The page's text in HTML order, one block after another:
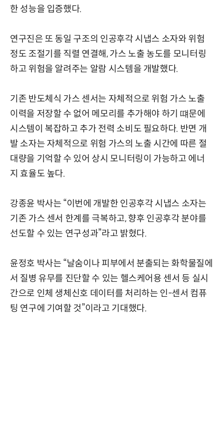
한 성능을 입증했다.
연구진은 또 동일 구조의 인공후각 시냅스 소자와 위험
정도 조절기를 직렬 연결해, 가스 노출 농도를 모니터링
하고 위험을 알려주는 알람 시스템을 개발했다.
기존 반도체식 가스 센서는 자체적으로 위험 가스 노출
이력을 저장할 수 없어 메모리를 추가해야 하기 떄문에
시스템이 복잡하고 추가 전력 소비도 필요하다. 반면 개
발 소자는 자체적으로 위험 가스의 노출 시간에 따른 절
대량을 기억할 수 있어 상시 모니터링이 가능하고 에너
지 효율도 높다.
강종윤 박사는 “이번에 개발한 인공후각 시냅스 소자는
기존 가스 센서 한계를 극복하고, 향후 인공후각 분야를
선도할 수 있는 연구성과”라고 밝혔다.
윤정호 박사는 “날숨이나 피부에서 분출되는 화학물질에
서 질병 유무를 진단할 수 있는 헬스케어용 센서 등 실시
간으로 인체 생체신호 데이터를 처리하는 인-센서 컴퓨
팅 연구에 기여할 것”이라고 기대했다.